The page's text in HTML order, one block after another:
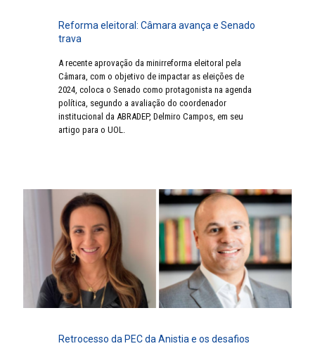
Reforma eleitoral: Câmara avança e Senado
trava
A recente aprovação da minirreforma eleitoral pela
Câmara, com o objetivo de impactar as eleições de
2024, coloca o Senado como protagonista na agenda
política, segundo a avaliação do coordenador
institucional da ABRADEP, Delmiro Campos, em seu
artigo para o UOL.
Retrocesso da PEC da Anistia e os desafios